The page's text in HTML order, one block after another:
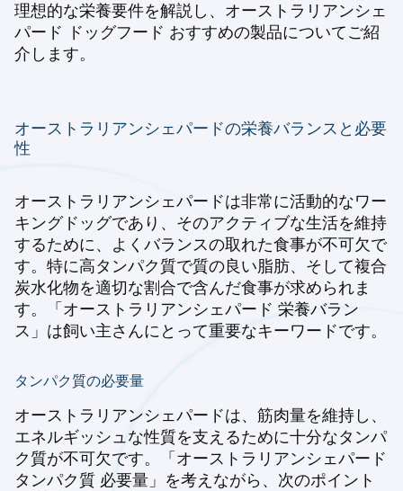
理想的な栄養要件を解説し、オーストラリアンシェ
パード ドッグフード おすすめの製品についてご紹
介します。
オーストラリアンシェパードの栄養バランスと必要
性
オーストラリアンシェパードは非常に活動的なワー
キングドッグであり、そのアクティブな生活を維持
するために、よくバランスの取れた食事が不可欠で
す。特に高タンパク質で質の良い脂肪、そして複合
炭水化物を適切な割合で含んだ食事が求められま
す。「オーストラリアンシェパード 栄養バラン
ス」は飼い主さんにとって重要なキーワードです。
タンパク質の必要量
オーストラリアンシェパードは、筋肉量を維持し、
エネルギッシュな性質を支えるために十分なタンパ
ク質が不可欠です。「オーストラリアンシェパード
タンパク質 必要量」を考えながら、次のポイント